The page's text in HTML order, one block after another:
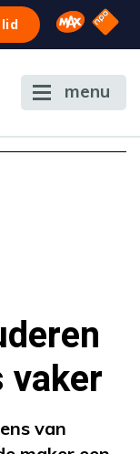
Omroep
NPO
menu
vaker
van